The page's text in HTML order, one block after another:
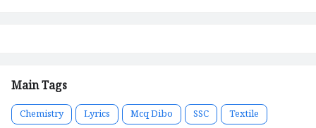
Main Tags
Chemistry Lyrics Mcq Dibo SSC
Textile